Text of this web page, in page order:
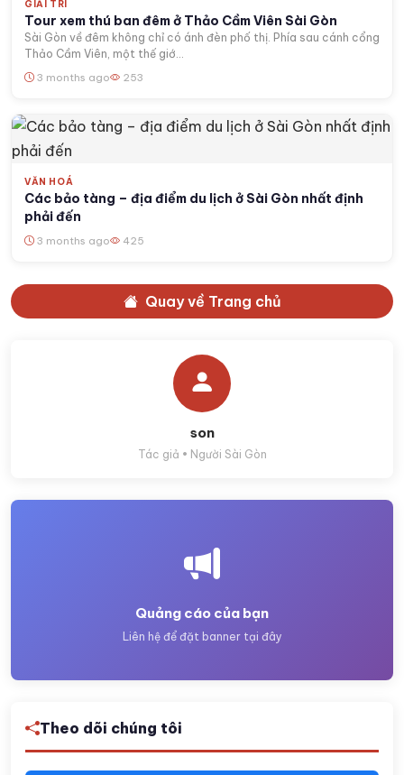
GIẢI TRÍ
Tour xem thú ban đêm ở Thảo Cầm Viên Sài Gòn
Sài Gòn về đêm không chỉ có ánh đèn phố thị. Phía sau cánh cổng
Thảo Cầm Viên, một thế giớ...
3 months ago 253
VĂN HOÁ
Các bảo tàng – địa điểm du lịch ở Sài Gòn nhất định
phải đến
3 months ago 425
Quay về Trang chủ
son
Tác giả • Người Sài Gòn
Quảng cáo của bạn
Liên hệ để đặt banner tại đây
Theo dõi chúng tôi